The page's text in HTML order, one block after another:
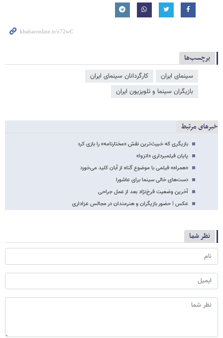
برچسب‌ها
سینمای ایران
کارگردانان سینمای ایران
بازیگران سینما و تلویزیون ایران
خبرهای مرتبط
بازیگری که خبیث‌ترین نقش «مختارنامه» را بازی کرد
پایان فیلمبرداری «انزوا»
«همراه» فیلمی با موضوع گناه از آبان کلید می‌خورد
دست‌های خالی سینما برای عاشورا
آخرین وضعیت فرخ‌نژاد بعد از عمل جراحی
عکس | حضور بازیگران و هنرمندان در مجالس عزاداری
نظر شما